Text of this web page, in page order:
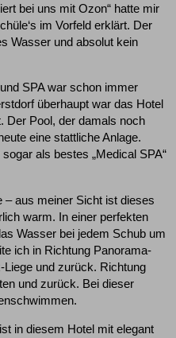
bei uns mit Ozon“ hatte mir
im Vorfeld erklärt. Der
Wasser und absolut kein
SPA war schon immer
überhaupt war das Hotel
Der Pool, der damals noch
eine stattliche Anlage.
als bestes „Medical SPA“
– aus meiner Sicht ist dieses
warm. In einer perfekten
Wasser bei jedem Schub um
ich in Richtung Panorama-
und zurück. Richtung
und zurück. Bei dieser
in diesem Hotel mit elegant